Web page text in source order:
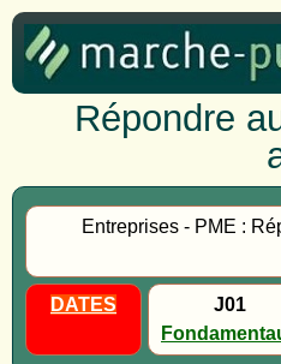
Répondre
Entreprises - PME :
DATES
J01